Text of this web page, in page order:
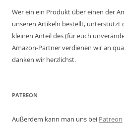
Wer ein ein Produkt über einen der
unseren Artikeln bestellt, unterstützt
kleinen Anteil des (für euch
Amazon-Partner verdienen wir an
danken wir herzlichst.
PATREON
Außerdem kann man uns bei Patreon